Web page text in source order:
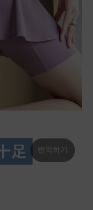
번역하기